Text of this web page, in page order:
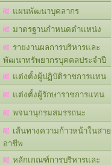
แผนพัฒนาบุคลากร
มาตรฐานกำหนดตำแหน่ง
รายงานผลการบริหารและ
พัฒนาทรัพยากรบุคคลประจำปี
แต่งตั้งผู้ปฏิบัติราชการแทน
แต่งตั้งผู้รักษาราชการแทน
พจนานุกรมสมรรถนะ
เส้นทางความก้าวหน้าในสาย
อาชีพ
หลักเกณฑ์การบริหารและ